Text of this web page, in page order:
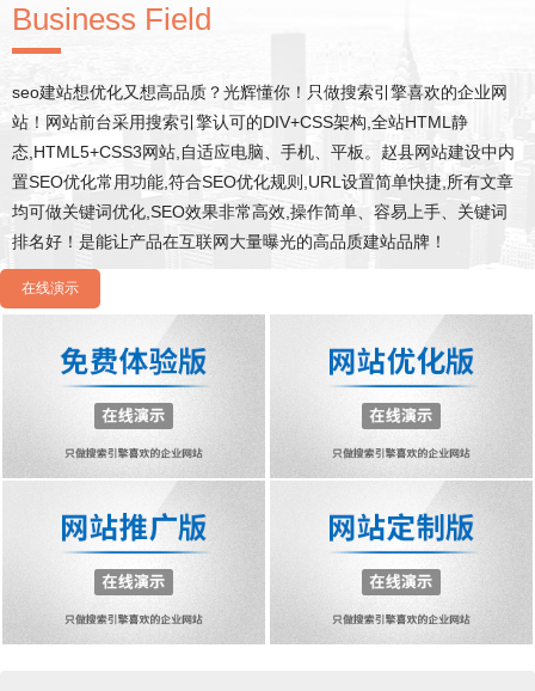
Business Field
seo建站想优化又想高品质？光辉懂你！只做搜索引擎喜欢的企业网
站！网站前台采用搜索引擎认可的DIV+CSS架构,全站HTML静
态,HTML5+CSS3网站,自适应电脑、手机、平板。赵县网站建设中内
置SEO优化常用功能,符合SEO优化规则,URL设置简单快捷,所有文章
均可做关键词优化,SEO效果非常高效,操作简单、容易上手、关键词
排名好！是能让产品在互联网大量曝光的高品质建站品牌！
在线演示